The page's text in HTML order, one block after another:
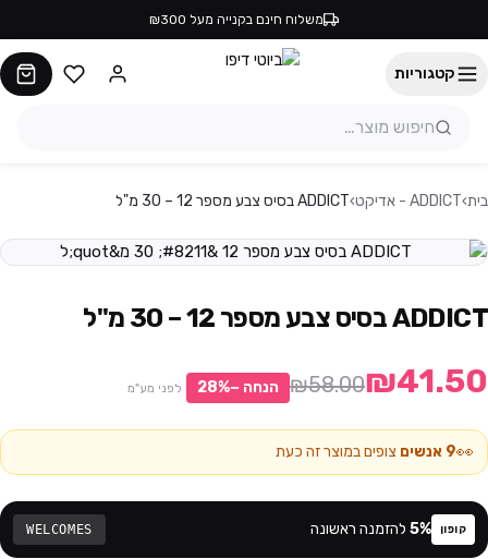
משלוח חינם בקנייה מעל ₪300
קטגוריות
בית›ADDICT - אדיקט ›ADDICT בסיס צבע מספר 12 – 30 מ"ל
ADDICT בסיס צבע מספר 12 – 30 מ"ל
₪41.50
₪58.00 הנחה − 28% לפני מע"מ
👀
9 אנשים צופים במוצר זה כעת
קופון 5% להזמנה ראשונה WELCOMES